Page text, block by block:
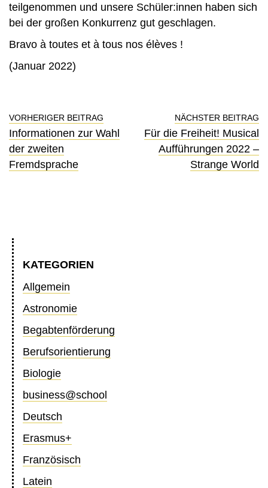
teilgenommen und unsere Schüler:innen haben sich
bei der großen Konkurrenz gut geschlagen.
Bravo à toutes et à tous nos élèves !
(Januar 2022)
VORHERIGER BEITRAG
Informationen zur Wahl
der zweiten
Fremdsprache
NÄCHSTER BEITRAG
Für die Freiheit! Musical
Aufführungen 2022 –
Strange World
KATEGORIEN
Allgemein
Astronomie
Begabtenförderung
Berufsorientierung
Biologie
business@school
Deutsch
Erasmus+
Französisch
Latein